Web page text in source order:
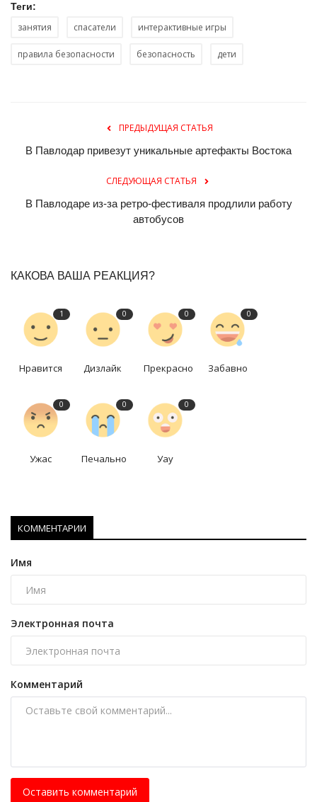
Теги:
занятия спасатели интерактивные игры
правила безопасности безопасность дети
ПРЕДЫДУЩАЯ СТАТЬЯ
В Павлодар привезут уникальные артефакты Востока
СЛЕДУЮЩАЯ СТАТЬЯ
В Павлодаре из-за ретро-фестиваля продлили работу
автобусов
КАКОВА ВАША РЕАКЦИЯ?
1
Нравится
0
Дизлайк
0
Прекрасно
0
Забавно
0
Ужас
0
Печально
0
Уау
КОММЕНТАРИИ
Имя
Электронная почта
Комментарий
Оставить комментарий